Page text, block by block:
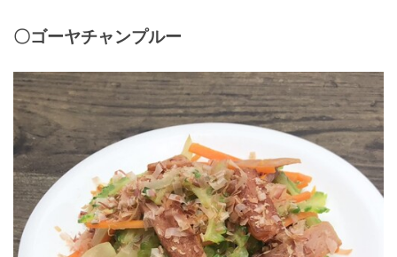
〇ゴーヤチャンプルー